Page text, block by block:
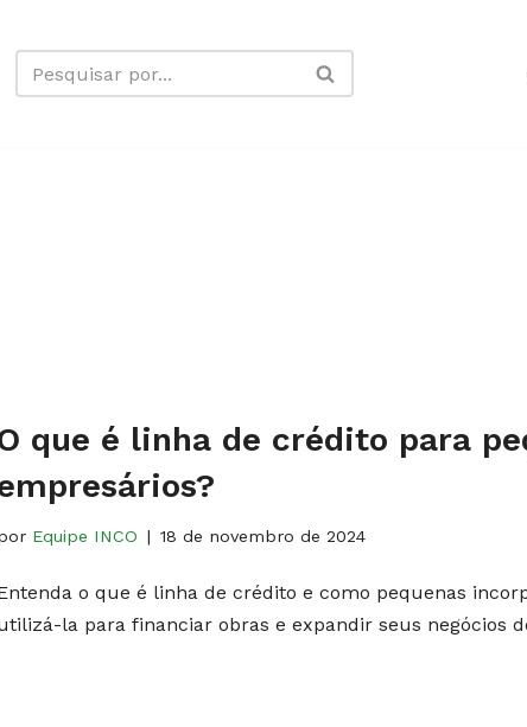
que é linha de crédito para
Equipe INCO 18 de novembro de 2024
o que é linha de crédito e como pequenas
la para financiar obras e expandir seus negócios